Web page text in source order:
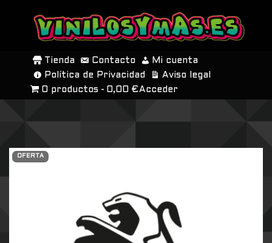
SALTAR
CONTENIDO
Tienda Contacto
Mi cuenta
Política de Privacidad
Aviso legal
0 productos
0,00 € Acceder
OFERTA